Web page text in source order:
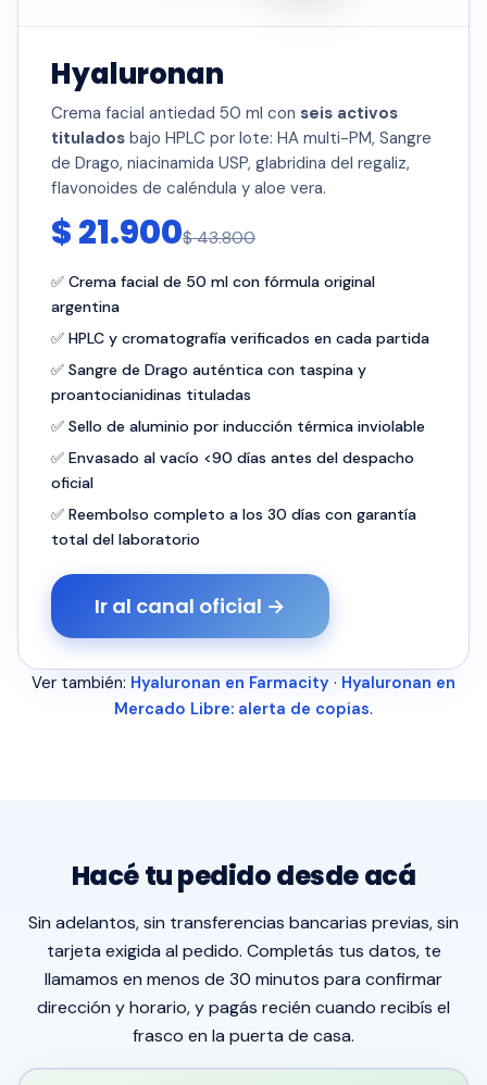
Hyaluronan
Crema facial antiedad 50 ml con seis activos
titulados bajo HPLC por lote: HA multi-PM, Sangre
de Drago, niacinamida USP, glabridina del regaliz,
flavonoides de caléndula y aloe vera.
$ 21.900$ 43.800
✅ Crema facial de 50 ml con fórmula original
argentina
✅ HPLC y cromatografía verificados en cada partida
✅ Sangre de Drago auténtica con taspina y
proantocianidinas tituladas
✅ Sello de aluminio por inducción térmica inviolable
✅ Envasado al vacío <90 días antes del despacho
oficial
✅ Reembolso completo a los 30 días con garantía
total del laboratorio
Ir al canal oficial →
Ver también: Hyaluronan en Farmacity · Hyaluronan en
Mercado Libre: alerta de copias.
Hacé tu pedido desde acá
Sin adelantos, sin transferencias bancarias previas, sin
tarjeta exigida al pedido. Completás tus datos, te
llamamos en menos de 30 minutos para confirmar
dirección y horario, y pagás recién cuando recibís el
frasco en la puerta de casa.